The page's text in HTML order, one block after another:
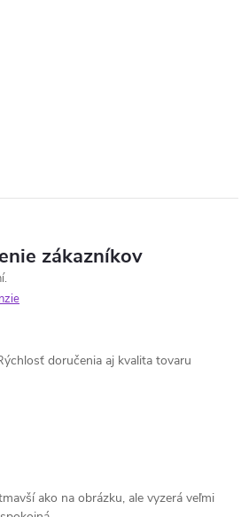
zákazníkov
doručenia aj kvalita tovaru
ako na obrázku, ale vyzerá veľmi